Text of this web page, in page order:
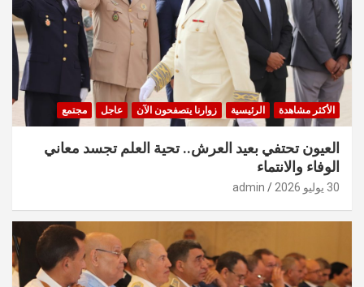
الأكثر مشاهدة الرئيسية زوارنا يتصفحون الآن عاجل مجتمع
العيون تحتفي بعيد العرش.. تحية العلم تجسد معاني
الوفاء والانتماء
30 يوليو 2026 admin